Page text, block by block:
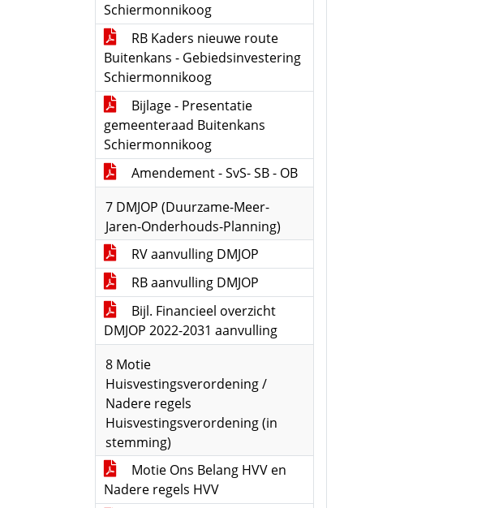
Schiermonnikoog
RB Kaders nieuwe route
Buitenkans - Gebiedsinvestering
Schiermonnikoog
Bijlage - Presentatie
gemeenteraad Buitenkans
Schiermonnikoog
Amendement - SvS- SB - OB
7 DMJOP (Duurzame-Meer-
Jaren-Onderhouds-Planning)
RV aanvulling DMJOP
RB aanvulling DMJOP
Bijl. Financieel overzicht
DMJOP 2022-2031 aanvulling
8 Motie
Huisvestingsverordening /
Nadere regels
Huisvestingsverordening (in
stemming)
Motie Ons Belang HVV en
Nadere regels HVV